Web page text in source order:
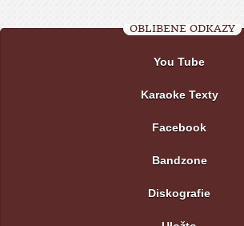
OBLÍBENÉ ODKAZY
You Tube
Karaoke Texty
Facebook
Bandzone
Diskografie